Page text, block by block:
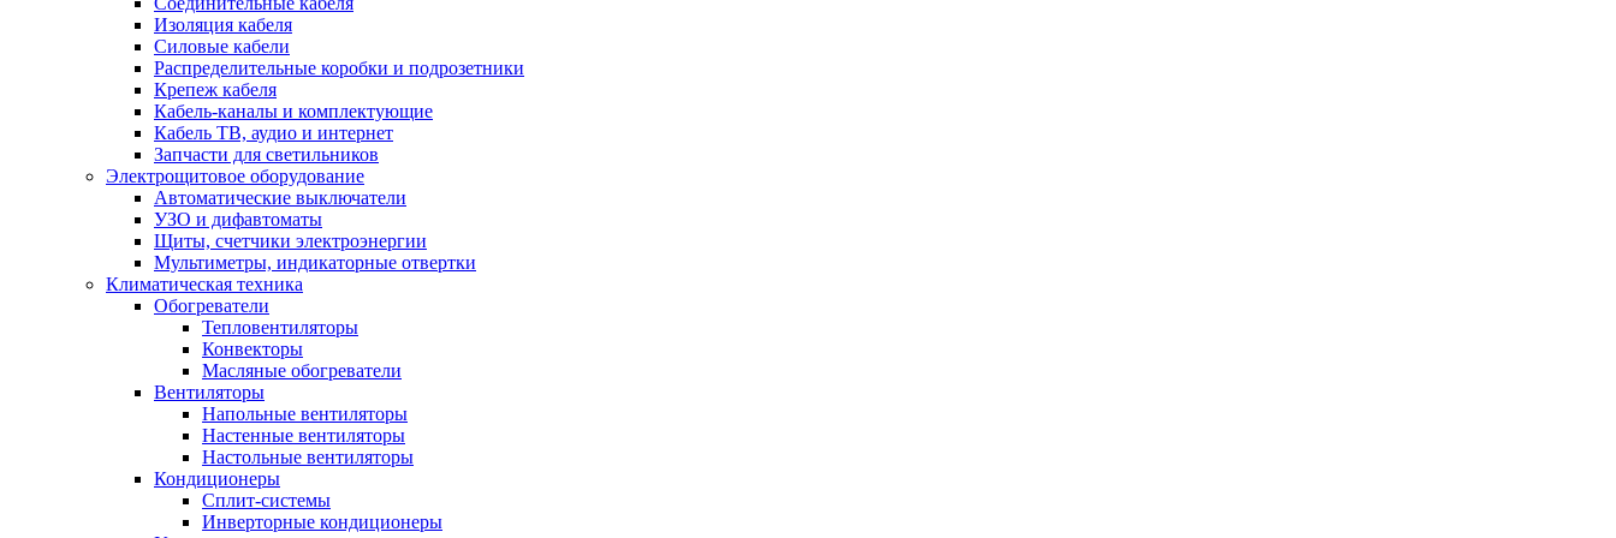
Изоляция кабеля
Силовые кабели
Распределительные коробки и подрозетники
Крепеж кабеля
Кабель-каналы и комплектующие
Кабель ТВ, аудио и интернет
Запчасти для светильников
Электрощитовое оборудование
Автоматические выключатели
УЗО и дифавтоматы
Щиты, счетчики электроэнергии
Мультиметры, индикаторные отвертки
Климатическая техника
Обогреватели
Тепловентиляторы
Конвекторы
Масляные обогреватели
Вентиляторы
Напольные вентиляторы
Настенные вентиляторы
Настольные вентиляторы
Кондиционеры
Сплит-системы
Инверторные кондиционеры